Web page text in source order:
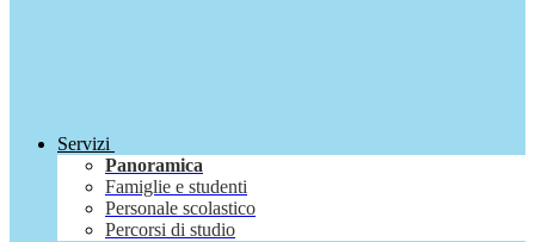
Servizi
Panoramica
Famiglie e studenti
Personale scolastico
Percorsi di studio